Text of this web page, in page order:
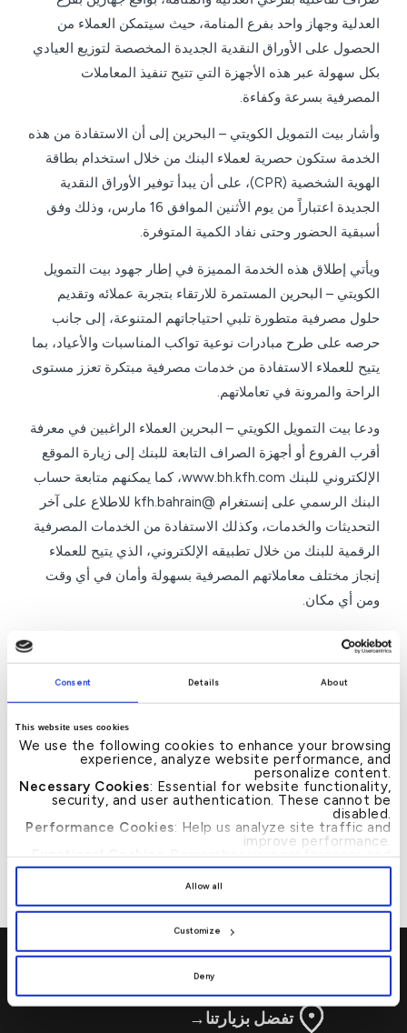
Consent Details About
This website uses cookies
We use the following cookies to enhance your browsing
experience, analyze website performance, and
personalize content.
Necessary Cookies: Essential for website functionality,
security, and user authentication. These cannot be
disabled.
Performance Cookies: Help us analyze site traffic and
improve performance.
Functional Cookies: Remember your preferences and
enhance user experience.
, you provide explicit consent to
preferences by clicking[Customize].
Allow all
Customize
Deny
العدلية وجهاز واحد بفرع المنامة، حيث سيتمكن العملاء من
الحصول على الأوراق النقدية الجديدة المخصصة لتوزيع العيادي
بكل سهولة عبر هذه الأجهزة التي تتيح تنفيذ المعاملات
المصرفية بسرعة وكفاءة.
وأشار بيت التمويل الكويتي – البحرين إلى أن الاستفادة من هذه
الخدمة ستكون حصرية لعملاء البنك من خلال استخدام بطاقة
الهوية الشخصية (CPR)، على أن يبدأ توفير الأوراق النقدية
الجديدة اعتباراً من يوم الأثنين الموافق 16 مارس، وذلك وفق
أسبقية الحضور وحتى نفاد الكمية المتوفرة.
ويأتي إطلاق هذه الخدمة المميزة في إطار جهود بيت التمويل
الكويتي – البحرين المستمرة للارتقاء بتجربة عملائه وتقديم
حلول مصرفية متطورة تلبي احتياجاتهم المتنوعة، إلى جانب
حرصه على طرح مبادرات نوعية تواكب المناسبات والأعياد، بما
يتيح للعملاء الاستفادة من خدمات مصرفية مبتكرة تعزز مستوى
الراحة والمرونة في تعاملاتهم.
ودعا بيت التمويل الكويتي – البحرين العملاء الراغبين في معرفة
أقرب الفروع أو أجهزة الصراف التابعة للبنك إلى زيارة الموقع
الإلكتروني للبنك www.bh.kfh.com، كما يمكنهم متابعة حساب
البنك الرسمي على إنستغرام @kfh.bahrain للاطلاع على آخر
التحديثات والخدمات، وكذلك الاستفادة من الخدمات المصرفية
الرقمية للبنك من خلال تطبيقه الإلكتروني، الذي يتيح للعملاء
إنجاز مختلف معاملاتهم المصرفية بسهولة وأمان في أي وقت
ومن أي مكان.
News
Post
navigation
بيت التمويل الكويتي –
(ISO 22301:2019) في
الأعمال
بيت التمويل الكويتي يدعو
عملاءه من قطاع
الشركات للاستفادة من
باقة خدماته الرقمية
المتكاملة
→
تفضل بزيارتنا→